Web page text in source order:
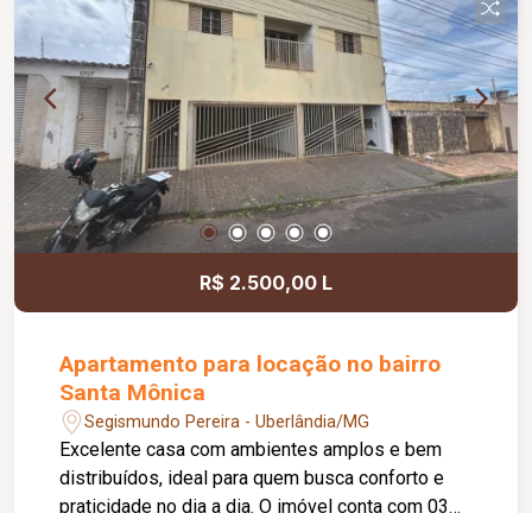
alarme, cerca concertina, portões eletrônicos e
interfone; Ambientes bem distribuídos,
proporcionando conforto, praticidade e excelente
aproveitamento dos espaços.
R$ 2.500,00 L
Apartamento para locação no bairro
Santa Mônica
Segismundo Pereira - Uberlândia/MG
Excelente casa com ambientes amplos e bem
distribuídos, ideal para quem busca conforto e
praticidade no dia a dia. O imóvel conta com 03